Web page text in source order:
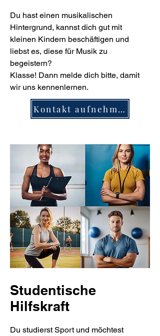
Du hast einen musikalischen
Hintergrund, kannst dich gut mit
kleinen Kindern beschäftigen und
liebst es, diese für Musik zu
begeistern?
Klasse! Dann melde dich bitte, damit
wir uns kennenlernen.
Kontakt aufnehmen
Studentische
Hilfskraft
Du studierst Sport und möchtest